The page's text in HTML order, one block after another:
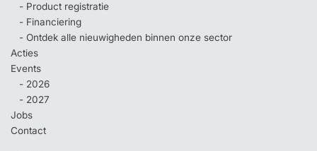
- Product registratie
- Financiering
- Ontdek alle nieuwigheden binnen onze sector
Acties
Events
- 2026
- 2027
Jobs
Contact